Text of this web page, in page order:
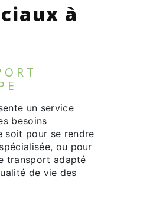
à
un service
besoins
soit pour se rendre
ou pour
transport adapté
de vie des